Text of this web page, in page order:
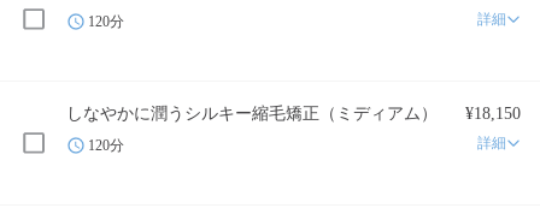
120分 詳細
しなやかに潤うシルキー縮毛矯正（ミディアム） ¥18,150
120分 詳細